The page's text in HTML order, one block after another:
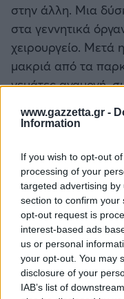
www.gazzetta.gr -
Information
If you wish to opt-out
processing of your
targeted advertising
section to confirm your
opt-out request is
interest-based ads
us or personal
your opt-out. You may
disclosure of your
IAB’s list of
στην άλλη. Μια
στα γεννητικά
χειρουργείο. Μετά
μακριά από τα
γεμάτες αναμονή,
διαρκές «γιατί
μέρος του
χωρίς μαλλιά, από
δεν είχαν αλλάξει